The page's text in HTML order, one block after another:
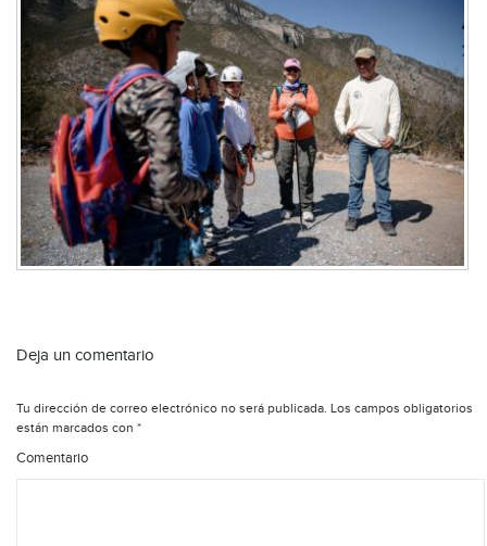
Deja un comentario
Tu dirección de correo electrónico no será publicada. Los campos obligatorios
están marcados con *
Comentario